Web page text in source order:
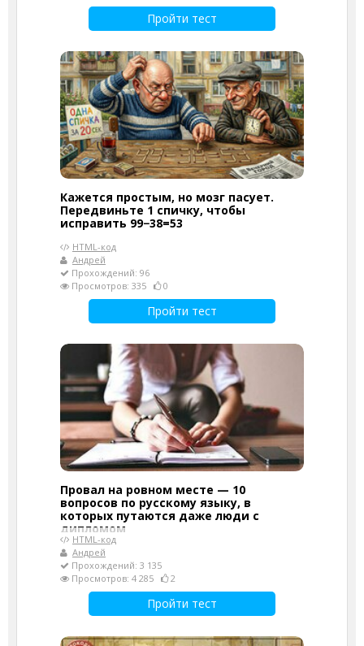
Пройти тест
Кажется простым, но мозг пасует.
Передвиньте 1 спичку, чтобы
исправить 99−38=53
HTML-код
Андрей
Прохождений: 96
Просмотров: 335
0
Пройти тест
Провал на ровном месте — 10
вопросов по русскому языку, в
которых путаются даже люди с
дипломом
HTML-код
Андрей
Прохождений: 3 135
Просмотров: 4 285
2
Пройти тест